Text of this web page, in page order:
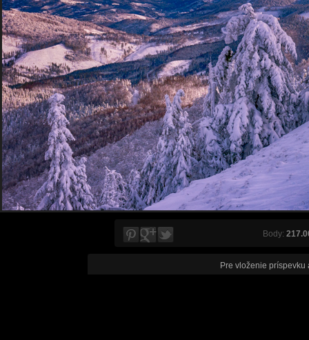
Body:
Pre vloženie